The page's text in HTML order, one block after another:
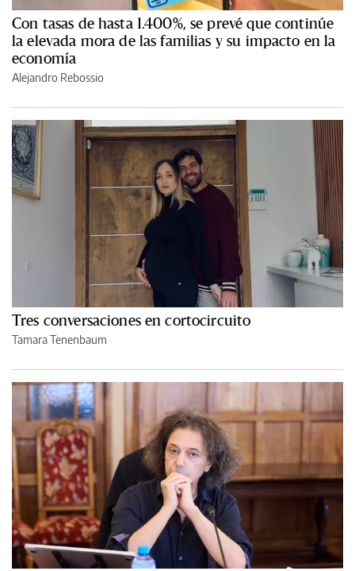
Con tasas de hasta 1.400%, se prevé que continúe
la elevada mora de las familias y su impacto en la
economía
Alejandro Rebossio
Tres conversaciones en cortocircuito
Tamara Tenenbaum